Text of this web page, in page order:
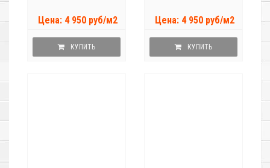
Цена: 4 950 руб/м2
КУПИТЬ
Цена: 4 950 руб/м2
КУПИТЬ